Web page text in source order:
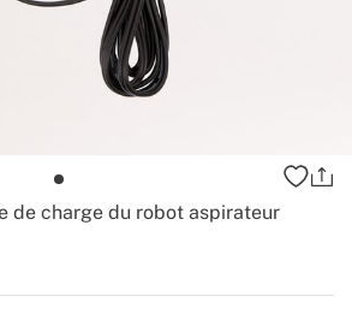
de charge du robot aspirateur